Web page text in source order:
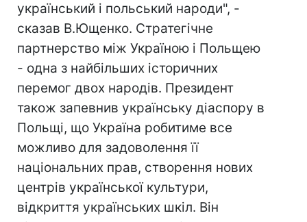
український і польський народи", -
сказав В.Ющенко. Стратегічне
партнерство між Україною і Польщею
- одна з найбільших історичних
перемог двох народів. Президент
також запевнив українську діаспору в
Польщі, що Україна робитиме все
можливо для задоволення її
національних прав, створення нових
центрів української культури,
відкриття українських шкіл. Він